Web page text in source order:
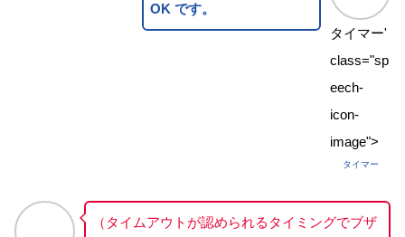
タイマー'
class="sp
eech-
icon-
image">
タイマー
OK です。
（タイムアウトが認められるタイミングでブザ